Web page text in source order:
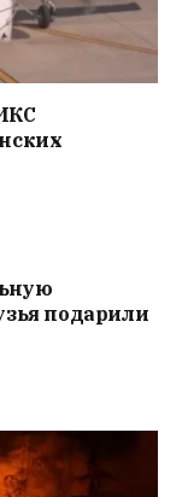
подарили